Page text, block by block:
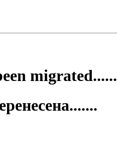
migrated......